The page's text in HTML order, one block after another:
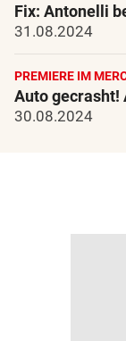
Fix: Antonelli
31.08.2024
PREMIERE IM
Auto gecrasht!
30.08.2024